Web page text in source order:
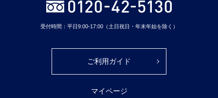
受付時間：平日9:00-17:00（土日祝日・年末年始を除く）
ご利用ガイド
マイページ